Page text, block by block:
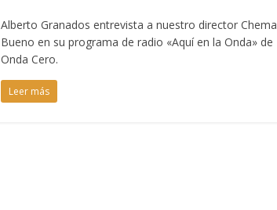
Alberto Granados entrevista a nuestro director Chema
Bueno en su programa de radio «Aquí en la Onda» de
Onda Cero.
Leer más